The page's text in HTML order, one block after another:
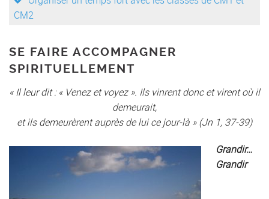
CM2
SE FAIRE ACCOMPAGNER
SPIRITUELLEMENT
« Il leur dit : « Venez et voyez ». Ils vinrent donc et virent où il
demeurait,
et ils demeurèrent auprès de lui ce jour-là » (Jn 1, 37-39)
Grandir…
Grandir